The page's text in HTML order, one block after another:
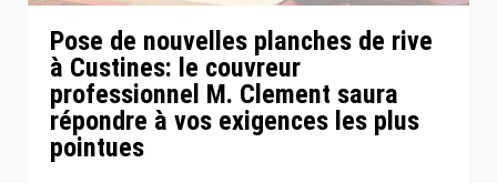
Pose de nouvelles planches de rive
à Custines: le couvreur
professionnel M. Clement saura
répondre à vos exigences les plus
pointues